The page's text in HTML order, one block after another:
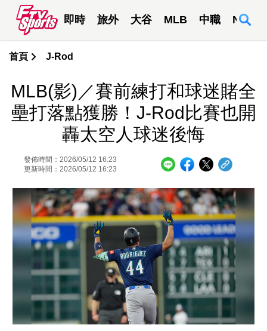
即時 旅外 大谷 MLB 中職 NBA
首頁 J-Rod
MLB(影)／賽前練打和球迷賭全
壘打落點獲勝！J-Rod比賽也開
轟太空人球迷後悔
發佈時間：2026/05/12 16:23
更新時間：2026/05/12 16:23